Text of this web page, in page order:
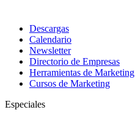
Descargas
Calendario
Newsletter
Directorio de Empresas
Herramientas de Marketing
Cursos de Marketing
Especiales